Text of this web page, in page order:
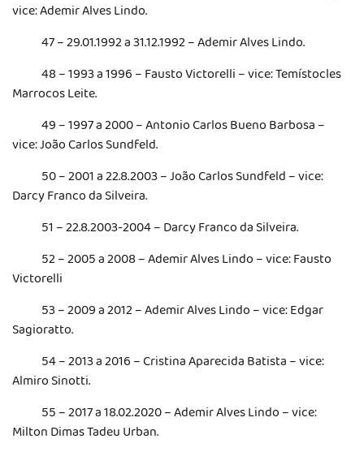
vice: Ademir Alves Lindo.
47 – 29.01.1992 a 31.12.1992 – Ademir Alves Lindo.
48 – 1993 a 1996 – Fausto Victorelli – vice: Temístocles
Marrocos Leite.
49 – 1997 a 2000 – Antonio Carlos Bueno Barbosa –
vice: João Carlos Sundfeld.
50 – 2001 a 22.8.2003 – João Carlos Sundfeld – vice:
Darcy Franco da Silveira.
51 – 22.8.2003-2004 – Darcy Franco da Silveira.
52 – 2005 a 2008 – Ademir Alves Lindo – vice: Fausto
Victorelli
53 – 2009 a 2012 – Ademir Alves Lindo – vice: Edgar
Sagioratto.
54 – 2013 a 2016 – Cristina Aparecida Batista – vice:
Almiro Sinotti.
55 – 2017 a 18.02.2020 – Ademir Alves Lindo – vice:
Milton Dimas Tadeu Urban.